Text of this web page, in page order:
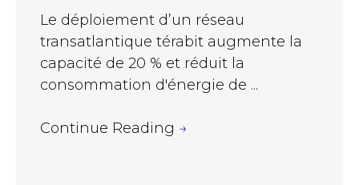
Le déploiement d’un réseau
transatlantique térabit augmente la
capacité de 20 % et réduit la
consommation d'énergie de ...
Continue Reading →